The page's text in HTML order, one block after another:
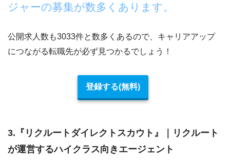
ジャーの募集が数多くあります。
公開求人数も3033件と数多くあるので、キャリアアップ
につながる転職先が必ず見つかるでしょう！
登録する(無料)
3.『リクルートダイレクトスカウト』｜リクルート
が運営するハイクラス向きエージェント